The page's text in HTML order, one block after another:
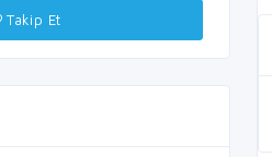
Takip Et